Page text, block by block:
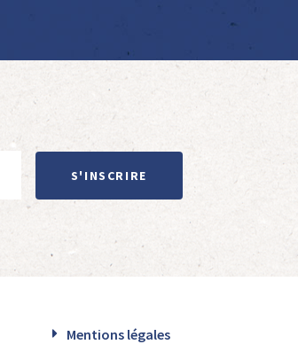
S'INSCRIRE
Mentions légales